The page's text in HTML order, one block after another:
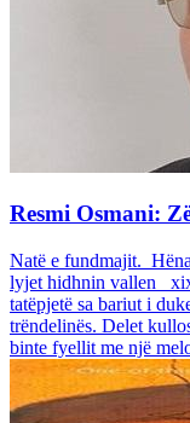
Resmi Osmani:
Natë e fundmajit.
lyjet hidhnin vallen
tatëpjetë sa bariut i
trëndelinës. Delet
binte fyellit me një